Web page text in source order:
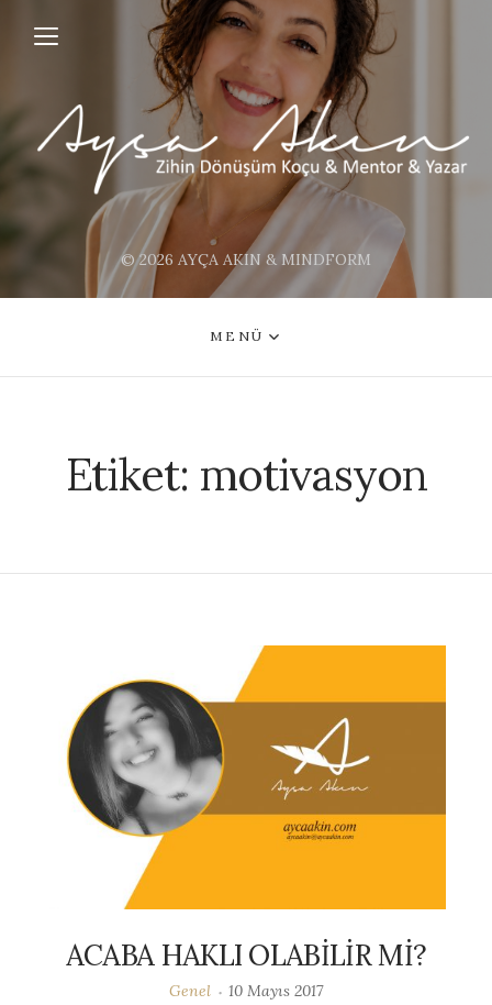
© 2026 AYÇA AKIN & MINDFORM
MENÜ
Etiket: motivasyon
ACABA HAKLI OLABİLİR Mİ?
Genel 10 Mayıs 2017